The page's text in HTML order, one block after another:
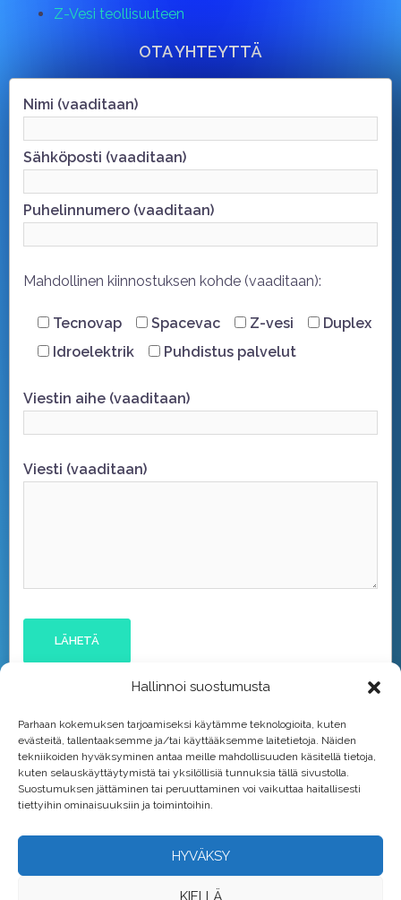
Hallinnoi suostumusta
Parhaan kokemuksen tarjoamiseksi käytämme teknologioita, kuten
evästeitä, tallentaaksemme ja/tai käyttääksemme laitetietoja. Näiden
tekniikoiden hyväksyminen antaa meille mahdollisuuden käsitellä tietoja,
kuten selauskäyttäytymistä tai yksilöllisiä tunnuksia tällä sivustolla.
Suostumuksen jättäminen tai peruuttaminen voi vaikuttaa haitallisesti
tiettyihin ominaisuuksiin ja toimintoihin.
HYVÄKSY
KIELLÄ
Z-Vesi teollisuuteen
OTA YHTEYTTÄ
Nimi (vaaditaan)
Sähköposti (vaaditaan)
Puhelinnumero (vaaditaan)
Mahdollinen kiinnostuksen kohde (vaaditaan):
Tecnovap Spacevac Z-vesi
Duplex
Idroelektrik
Puhdistus palvelut
Viestin aihe (vaaditaan)
Viesti (vaaditaan)